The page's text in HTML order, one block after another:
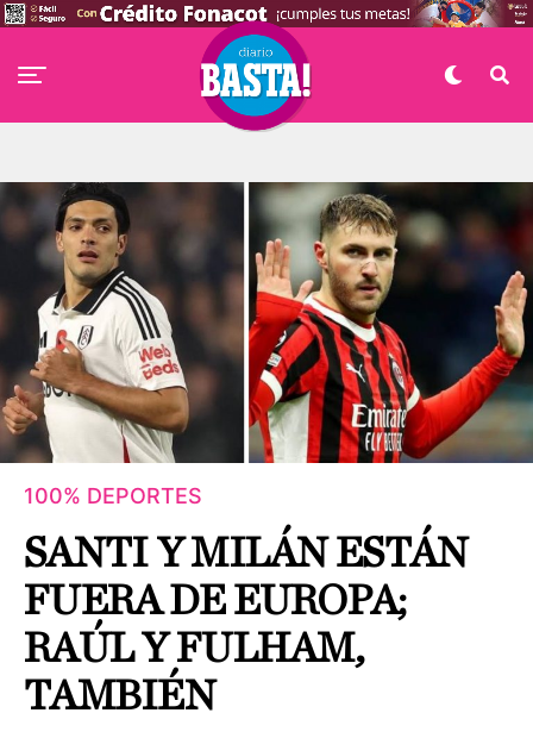
100% DEPORTES
SANTI Y MILÁN ESTÁN
FUERA DE EUROPA;
RAÚL Y FULHAM,
TAMBIÉN